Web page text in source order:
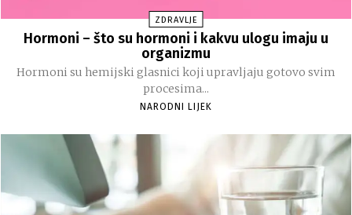
ZDRAVLJE
Hormoni – što su hormoni i kakvu ulogu imaju u
organizmu
Hormoni su hemijski glasnici koji upravljaju gotovo svim
procesima...
NARODNI LIJEK